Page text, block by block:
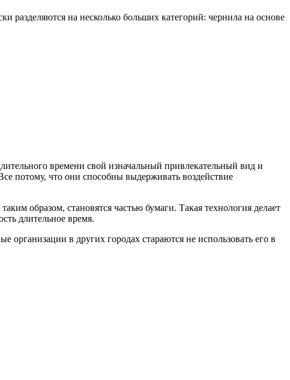
разделяются на несколько больших категорий: чернила на основе
времени свой изначальный привлекательный вид и
потому, что они способны выдерживать воздействие
образом, становятся частью бумаги. Такая технология делает
длительное время.
организации в других городах стараются не использовать его в